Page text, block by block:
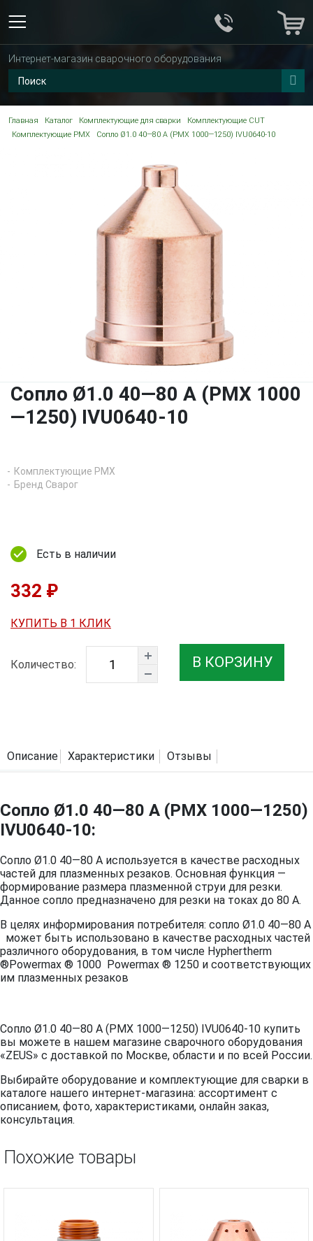
Интернет-магазин сварочного оборудования
Главная Каталог Комплектующие для сварки
Комплектующие CUT
Комплектующие PMX
Сопло Ø1.0 40—80 A (PMX 1000—1250) IVU0640-10
Сопло Ø1.0 40—80 A (PMX 1000
—1250) IVU0640-10
Комплектующие PMX
Бренд Сварог
Есть в наличии
332 ₽
КУПИТЬ В 1 КЛИК
Количество: В КОРЗИНУ
Описание Характеристики Отзывы
Сопло Ø1.0 40—80 A (PMX 1000—1250)
IVU0640-10:
Сопло Ø1.0 40—80 A используется в качестве расходных
частей для плазменных резаков. Основная функция —
формирование размера плазменной струи для резки.
Данное сопло предназначено для резки на токах до 80 А.
В целях информирования потребителя: сопло Ø1.0 40—80 A
может быть использовано в качестве расходных частей
различного оборудования, в том числе Hyphertherm
®Powermax ® 1000 Powermax ® 1250 и соответствующих
им плазменных резаков
Сопло Ø1.0 40—80 A (PMX 1000—1250) IVU0640-10 купить
вы можете в нашем магазине сварочного оборудования
«ZEUS» с доставкой по Москве, области и по всей России.
Выбирайте оборудование и комплектующие для сварки в
каталоге нашего интернет-магазина: ассортимент с
описанием, фото, характеристиками, онлайн заказ,
консультация.
Похожие товары